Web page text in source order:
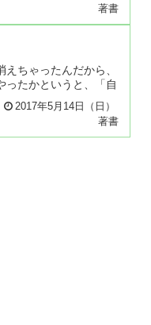
著書
ちゃったんだから、
ったかというと、「自
2017年5月14日（日）
著書